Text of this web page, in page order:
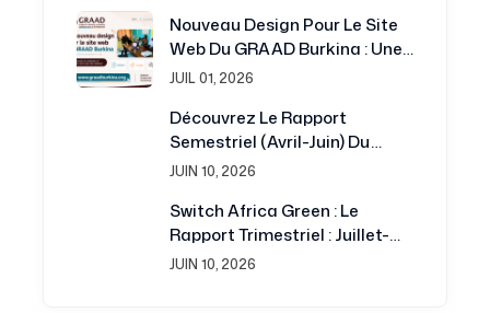
Nouveau Design Pour Le Site
Web Du GRAAD Burkina : Une
Plateforme Renouvelée Au
Développement
JUIL 01, 2026
Découvrez Le Rapport
Semestriel (avril-Juin) Du
Projet Switch Africa Green
JUIN 10, 2026
Switch Africa Green : Le
Rapport Trimestriel : Juillet-
Septembre 2016 Est
JUIN 10, 2026